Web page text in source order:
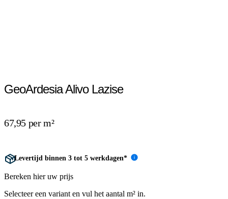
GeoArdesia Alivo Lazise
67,95 per m²
Levertijd binnen 3 tot 5 werkdagen* i
Bereken hier uw prijs
Selecteer een variant en vul het aantal m² in.